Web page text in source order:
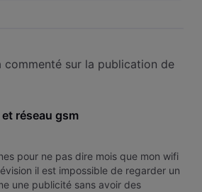
commenté sur la publication de
réseau gsm
pour ne pas dire mois que mon wifi
il est impossible de regarder un
une publicité sans avoir des